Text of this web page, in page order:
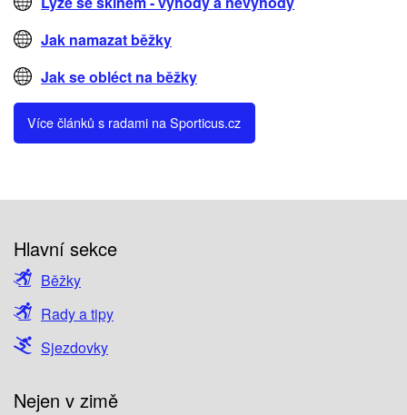
Jak namazat běžky
Jak se obléct na běžky
Více článků s radami na Sporticus.cz
Hlavní sekce
Běžky
Rady a tipy
Sjezdovky
Nejen v zimě